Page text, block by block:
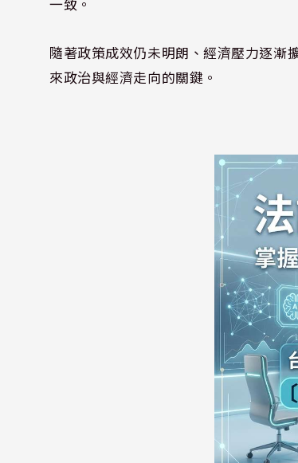
隨著政策成效仍未明朗、經濟壓力逐漸
來政治與經濟走向的關鍵。